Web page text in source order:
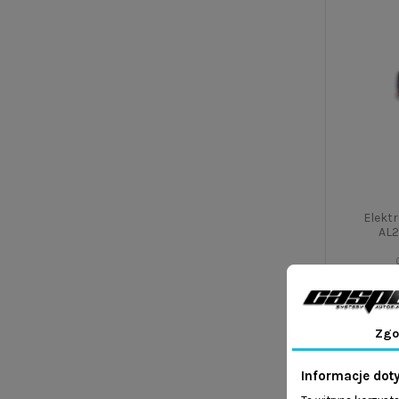
24V do
lub C20.
idealny
Informacje